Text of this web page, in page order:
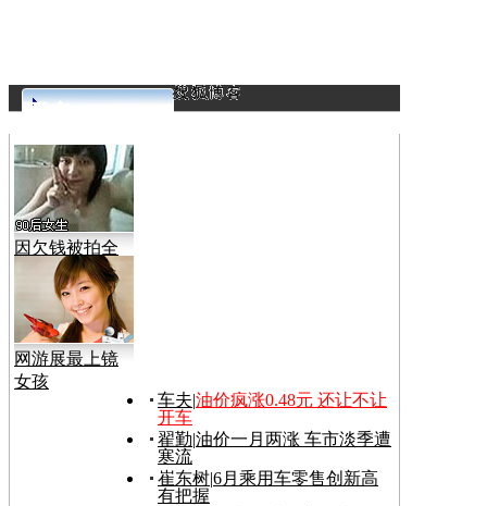
更多>>
因欠钱被拍全
裸视频
网游展最上镜
女孩
车夫|油价疯涨0.48元 还让不让
开车
翟勤|油价一月两涨 车市淡季遭
寒流
崔东树|6月乘用车零售创新高
有把握